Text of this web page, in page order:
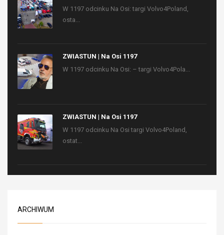
W 1197 odcinku Na Osi: targi Volvo4Poland,
osta...
ZWIASTUN | Na Osi 1197
W 1197 odcinku Na Osi: – targi Volvo4Pola...
ZWIASTUN | Na Osi 1197
W 1197 odcinku Na Osi targi Volvo4Poland,
ostat...
ARCHIWUM